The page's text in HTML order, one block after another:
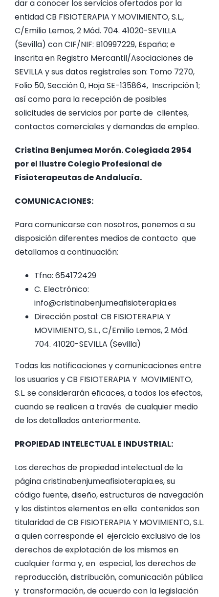
NUESTRA
BLOG
dar a conocer los servicios ofertados por la
entidad CB FISIOTERAPIA Y MOVIMIENTO, S.L.,
C/Emilio Lemos, 2 Mód. 704. 41020-SEVILLA
(Sevilla) con CIF/NIF: B10997229, España; e
inscrita en Registro Mercantil/Asociaciones de
SEVILLA y sus datos registrales son: Tomo 7270,
Folio 50, Sección 0, Hoja SE-135864, Inscripción 1;
así como para la recepción de posibles
solicitudes de servicios por parte de clientes,
contactos comerciales y demandas de empleo.
Cristina Benjumea Morón. Colegiada 2954
por el Ilustre Colegio Profesional de
Fisioterapeutas de Andalucía.
COMUNICACIONES:
Para comunicarse con nosotros, ponemos a su
disposición diferentes medios de contacto que
detallamos a continuación:
Tfno: 654172429
C. Electrónico:
info@cristinabenjumeafisioterapia.es
Dirección postal: CB FISIOTERAPIA Y
MOVIMIENTO, S.L., C/Emilio Lemos, 2 Mód.
704. 41020-SEVILLA (Sevilla)
Todas las notificaciones y comunicaciones entre
los usuarios y CB FISIOTERAPIA Y MOVIMIENTO,
S.L. se considerarán eficaces, a todos los efectos,
cuando se realicen a través de cualquier medio
de los detallados anteriormente.
PROPIEDAD INTELECTUAL E INDUSTRIAL:
Los derechos de propiedad intelectual de la
página cristinabenjumeafisioterapia.es, su
código fuente, diseño, estructuras de navegación
y los distintos elementos en ella contenidos son
titularidad de CB FISIOTERAPIA Y MOVIMIENTO, S.L.
a quien corresponde el ejercicio exclusivo de los
derechos de explotación de los mismos en
cualquier forma y, en especial, los derechos de
reproducción, distribución, comunicación pública
y transformación, de acuerdo con la legislación